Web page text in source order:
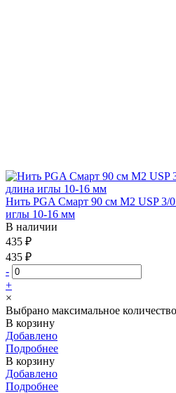
Нить PGA Смарт 90 см М2 USP 3/0
иглы 10-16 мм
В наличии
435 ₽
435 ₽
-
+
×
Выбрано максимальное
В корзину
Добавлено
Подробнее
В корзину
Добавлено
Подробнее